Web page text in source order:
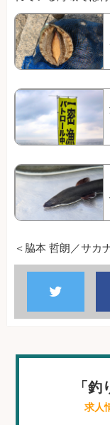
＜脇本 哲朗／サカ
「
求人